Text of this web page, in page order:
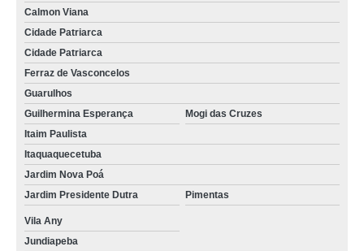
concreto usinado para piscina preço Vila Prudente
concreto usinado para estacionamento preço Guararema
quanto custa concretos usinados Sapopemba
onde comprar concretos usinados São Miguel Paulista
concretos usinados para estacionamento Cachoeirinha
concreto usinado para alicerce Vila Leopoldina
quanto custa concreto usinado laje Arujá
onde comprar concreto usinado para calçada Vila Prudente
concreto usinado Vila Curuçá
Calmon Viana
Cidade Patriarca
Cidade Patriarca
Ferraz de Vasconcelos
Guarulhos
Guilhermina Esperança
Mogi das Cruzes
Itaim Paulista
Itaquaquecetuba
Jardim Nova Poá
Jardim Presidente Dutra
Pimentas
Vila Any
Jundiapeba